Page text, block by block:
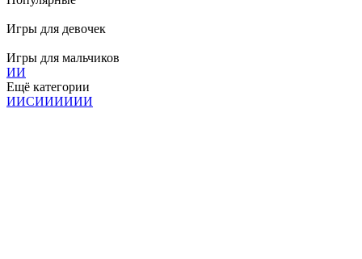
Игры для девочек
Игры для мальчиков
ИИ
Ещё категории
ИИСИИИИИИ